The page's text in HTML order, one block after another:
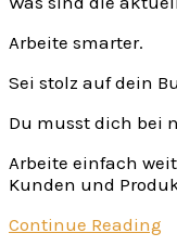
Arbeite smarter.
Sei stolz auf dein
Du musst dich bei
Arbeite einfach
Kunden und
Continue Reading